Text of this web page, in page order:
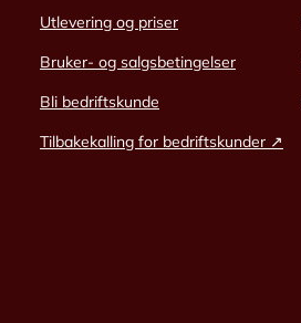
Utlevering og priser
Bruker- og salgsbetingelser
Bli bedriftskunde
Tilbakekalling for bedriftskunder ↗